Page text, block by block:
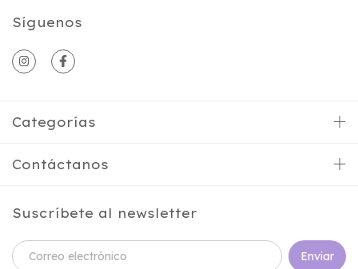
Síguenos
Categorías
Contáctanos
Suscríbete al newsletter